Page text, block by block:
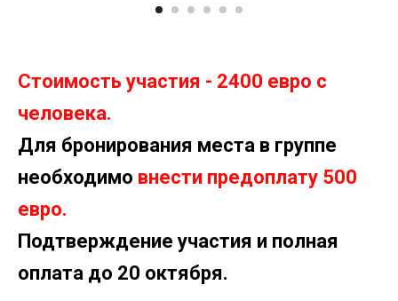
Стоимость участия - 2400 евро с
человека.
Для бронирования места в группе
необходимо внести предоплату 500
евро.
Подтверждение участия и полная
оплата до 20 октября.